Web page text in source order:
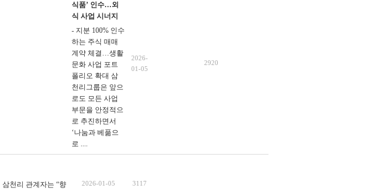
식품’ 인수…외
식 사업 시너지
- 지분 100% 인수
하는 주식 매매
계약 체결…생활
문화 사업 포트
폴리오 확대 삼
천리그룹은 앞으
로도 모든 사업
부문을 안정적으
로 추진하면서
‘나눔과 베풂으
로 ....
2026-
01-05
2920
삼천리 관계자는 “향
2026-01-05 3117